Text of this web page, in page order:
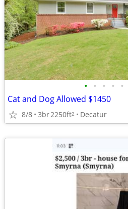
• • • • •
Cat and Dog Allowed $1450
8/8 3br2250ft2 Decatur